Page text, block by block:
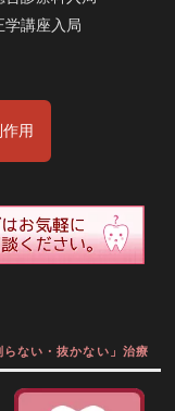
講座入局
用
らない・抜かない」治療